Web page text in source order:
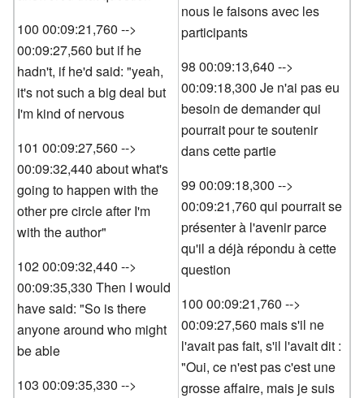
100 00:09:21,760 -->
00:09:27,560 but if he
hadn't, if he'd said: "yeah,
it's not such a big deal but
I'm kind of nervous
101 00:09:27,560 -->
00:09:32,440 about what's
going to happen with the
other pre circle after I'm
with the author"
102 00:09:32,440 -->
00:09:35,330 Then I would
have said: "So is there
anyone around who might
be able
103 00:09:35,330 -->
nous le faisons avec les
participants
98 00:09:13,640 -->
00:09:18,300 Je n'ai pas eu
besoin de demander qui
pourrait pour te soutenir
dans cette partie
99 00:09:18,300 -->
00:09:21,760 qui pourrait se
présenter à l'avenir parce
qu'il a déjà répondu à cette
question
100 00:09:21,760 -->
00:09:27,560 mais s'il ne
l'avait pas fait, s'il l'avait dit :
"Oui, ce n'est pas c'est une
grosse affaire, mais je suis